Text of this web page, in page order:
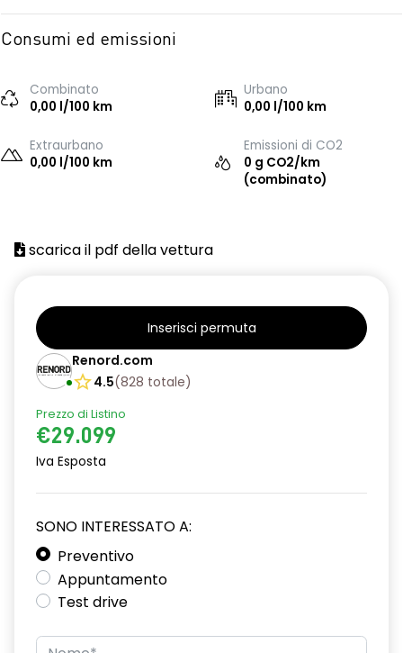
Consumi ed emissioni
Combinato
0,00 l/100 km
Urbano
0,00 l/100 km
Extraurbano
0,00 l/100 km
Emissioni di CO2
0 g CO2/km
(combinato)
scarica il pdf della vettura
Inserisci permuta
Renord.com
4.5(828 totale)
Prezzo di Listino
€29.099
Iva Esposta
SONO INTERESSATO A:
Preventivo
Appuntamento
Test drive